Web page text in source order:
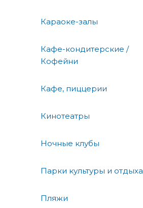
Караоке-залы
Кафе-кондитерские /
Кофейни
Кафе, пиццерии
Кинотеатры
Ночные клубы
Парки культуры и отдыха
Пляжи